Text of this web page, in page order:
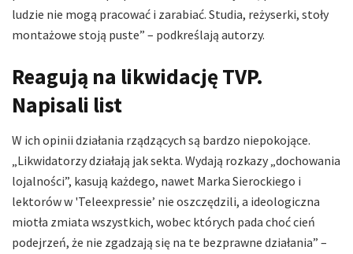
ludzie nie mogą pracować i zarabiać. Studia, reżyserki, stoły
montażowe stoją puste” – podkreślają autorzy.
Reagują na likwidację TVP.
Napisali list
W ich opinii działania rządzących są bardzo niepokojące.
„Likwidatorzy działają jak sekta. Wydają rozkazy „dochowania
lojalności”, kasują każdego, nawet Marka Sierockiego i
lektorów w 'Teleexpressie’ nie oszczędzili, a ideologiczna
miotła zmiata wszystkich, wobec których pada choć cień
podejrzeń, że nie zgadzają się na te bezprawne działania” –